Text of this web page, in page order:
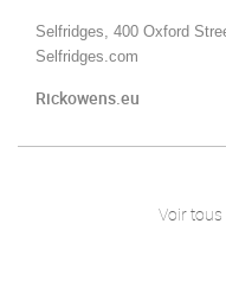
Selfridges, 400 Oxford
Selfridges.com
Rickowens.eu
Voir tous